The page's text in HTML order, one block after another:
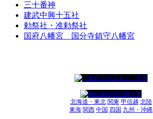
三十番神
建武中興十五社
勅祭社・准勅祭社
国府八幡宮 国分寺鎮守八幡宮
北海道・東北 関東 甲信越 北陸
東海 関西 中国 四国 九州・沖縄